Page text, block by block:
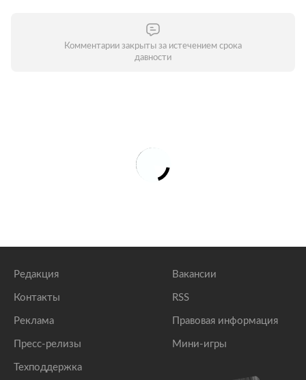
Комментарии закрыты за истечением срока
давности
Редакция
Контакты
Реклама
Пресс-релизы
Техподдержка
Вакансии
RSS
Правовая информация
Мини-игры